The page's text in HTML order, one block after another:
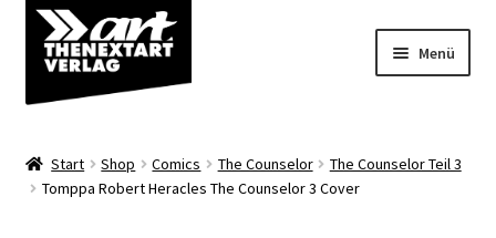
Zur
Navigation
springen
Zum
Inhalt
springen
Menü
Shop
Start Shop Comics The Counselor
The Counselor Teil 3
Tomppa Robert Heracles The Counselor 3 Cover